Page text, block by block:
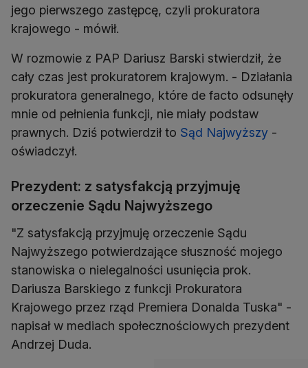
jego pierwszego zastępcę, czyli prokuratora
krajowego - mówił.
W rozmowie z PAP Dariusz Barski stwierdził, że
cały czas jest prokuratorem krajowym. - Działania
prokuratora generalnego, które de facto odsunęły
mnie od pełnienia funkcji, nie miały podstaw
prawnych. Dziś potwierdził to Sąd Najwyższy -
oświadczył.
Prezydent: z satysfakcją przyjmuję
orzeczenie Sądu Najwyższego
"Z satysfakcją przyjmuję orzeczenie Sądu
Najwyższego potwierdzające słuszność mojego
stanowiska o nielegalności usunięcia prok.
Dariusza Barskiego z funkcji Prokuratora
Krajowego przez rząd Premiera Donalda Tuska" -
napisał w mediach społecznościowych prezydent
Andrzej Duda.